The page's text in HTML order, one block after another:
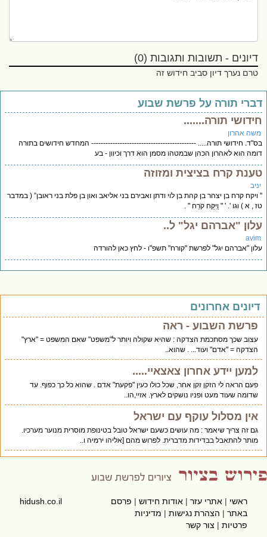
דיונים - תשובות ותגובות (0)
טרם נערך דיון סביב חידוש זה
תורה על פרשת שבוע
תורה.......
אהרון
חידושי תורה..... -------------------------------------------- המחדש חידושים בתורה
הוא לאהרון הכהן שבמטהו מסמן הוא דרך וכיוון - בע
קרח בציצית ומזוזה
קרח בן יצהר בן קהת בן לוי ודתן ואבירם בני אליאב ואון בן פלת בני ראובן” ( במדבר
, א ) וגו '. ' " וַיִּקַּח קֹרַח " .
"אברהם יגל" ל..
"אברהם יגל" לפרשת "קורח" תשפ"ו - לחץ כאן להורדה
אחרונים
פרשת השבוע - ראה
עצוב שכך מסתכמת הצדקה : שהיא שקולה ויותר ל"משפט" שאם המשפט = "ארץ"
הצדקה = "אדם" ועוד... . שהוא..
למען יידע אחרון צאצאיי.....
פעם הראה לי הזקן זקן אחר, שכל כולו כעין "פקעת" אדם . שהוא כל כך כפוף. עד
שדומה שעוד מעט ופניו נושקים לארץ. אזיי,הו..
אין מסלול עוקף עם ישראל
גם זה צריך שיאמר : מה עושים כשעם ישראל טובל בטינופת מוסרית מנוער מערכיו.
מותר להתאבל בבדידות מדברית. לפרוש מהם [אליהו ירמיה ו..
ראשי|אתרי עזר|אודות חידוש|פרסם
באתר|הצהרת נגישות|מדיניות
פרטיות|צור קשר
hidush.co.il